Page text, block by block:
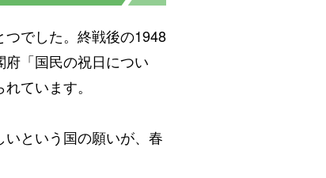
でした。終戦後の1948
「国民の祝日につい
ています。
という国の願いが、春